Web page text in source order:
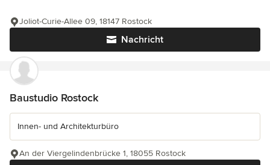
Nachricht
Joliot-Curie-Allee 09, 18147 Rostock
Baustudio Rostock
Innen- und Architekturbüro
An der Viergelindenbrücke 1, 18055 Rostock